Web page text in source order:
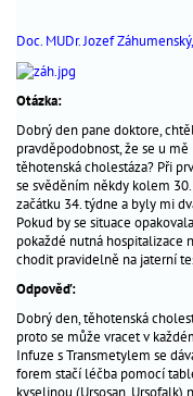
a
vztahy
fórum
čtenářů
skutečné
příběhy
důležité
kontakty
na
co
se
nás
ptáte
tátův
Doc. MUDr. Jozef Záhumenský,
Otázka:
Dobrý den pane doktore,
pravděpodobnost, že se u
těhotenská cholestáza? Při
se svěděním někdy kolem
začátku 34. týdne a byly mi
Pokud by se situace
pokaždé nutná hospitalizace
chodit pravidelně na jaterní
Odpověď:
Dobrý den, těhotenská
proto se může vracet v
Infuze s Transmetylem se
forem stačí léčba pomocí
kyselinou (Ursosan,